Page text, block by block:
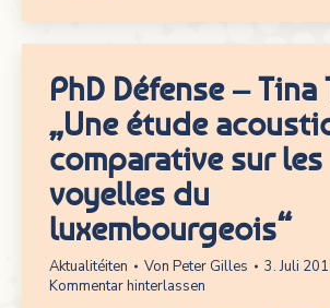
PhD Défense – Tina
„Une étude
comparative sur les
voyelles du
luxembourgeois“
Aktualitéiten Von Peter Gilles
3. Juli
Kommentar hinterlassen